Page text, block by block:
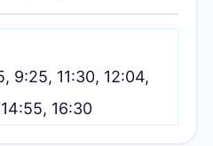
9:25, 11:30, 12:04,
16:30